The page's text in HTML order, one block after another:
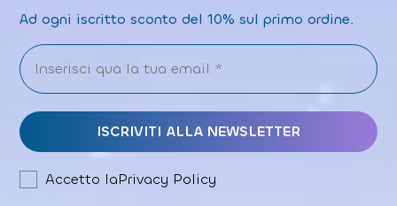
Ad ogni iscritto sconto del 10% sul primo ordine.
Accetto laPrivacy Policy